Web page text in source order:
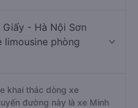
- Hà Nội Sơn
limousine phòng
khai thác dòng xe
đường này là xe Minh